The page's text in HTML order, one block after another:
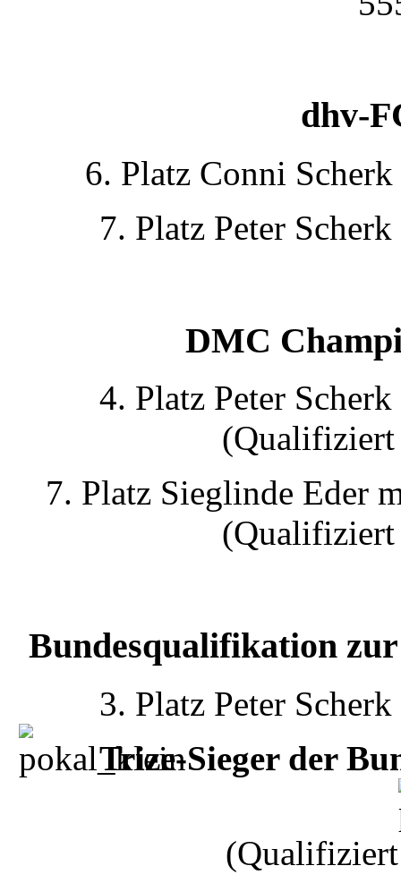
dhv-
6. Platz Conni
7. Platz Peter
DMC
4. Platz Peter
7. Platz Sieglinde Eder
Bundesqualifikation
3. Platz Peter
Trize-Sieger der